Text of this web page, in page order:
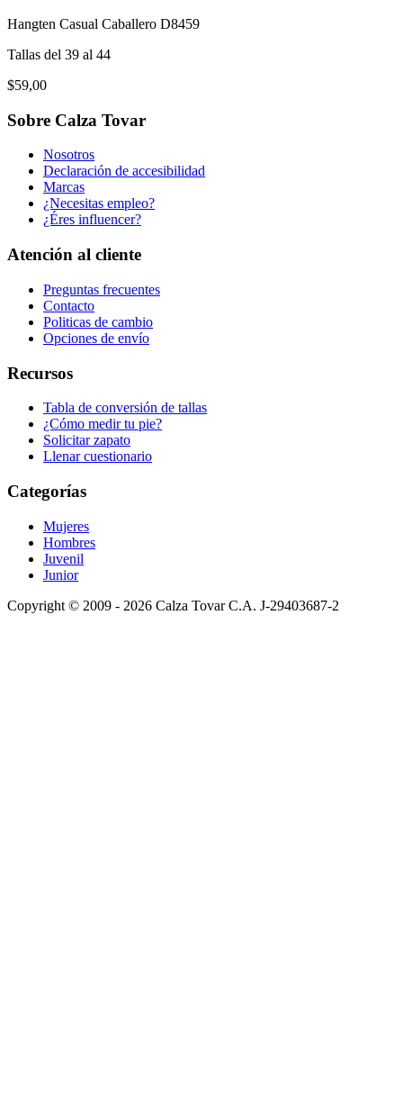
Hangten Casual Caballero D8459
Tallas del 39 al 44
$59,00
Sobre Calza Tovar
Nosotros
Declaración de accesibilidad
Marcas
¿Necesitas empleo?
¿Éres influencer?
Atención al cliente
Preguntas frecuentes
Contacto
Politicas de cambio
Opciones de envío
Recursos
Tabla de conversión de tallas
¿Cómo medir tu pie?
Solicitar zapato
Llenar cuestionario
Categorías
Mujeres
Hombres
Juvenil
Junior
Copyright © 2009 - 2026 Calza Tovar C.A. J-29403687-2